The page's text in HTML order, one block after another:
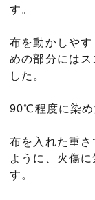
す。
布を動かしや
めの部分には
した。
90℃程度に染め
布を入れた重
ように、火傷
す。